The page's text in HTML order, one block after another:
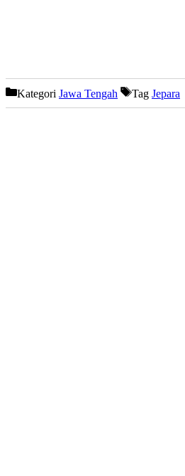
Kategori Jawa Tengah Tag Jepara